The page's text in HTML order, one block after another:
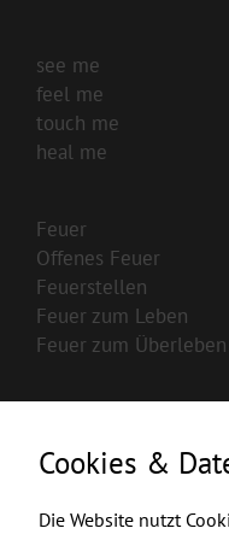
see me
feel me
touch me
heal me
Feuer
Offenes Feuer
Feuerstellen
Feuer zum Leben
Feuer zum Überleben
Cookies &
Die Website nutzt